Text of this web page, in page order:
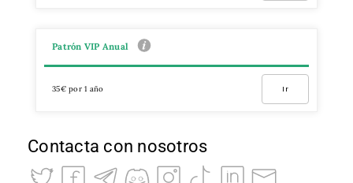
Patrón VIP Anual
35€ por 1 año Ir
Contacta con nosotros